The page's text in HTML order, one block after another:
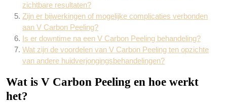
zichtbare resultaten?
Zijn er bijwerkingen of mogelijke complicaties verbonden
aan V Carbon Peeling?
Is er downtime na een V Carbon Peeling behandeling?
Wat zijn de voordelen van V Carbon Peeling ten opzichte
van andere huidverjongingsbehandelingen?
Wat is V Carbon Peeling en hoe werkt
het?